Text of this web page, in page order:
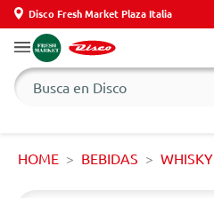
Disco Fresh Market Plaza Italia
HOME BEBIDAS WHISKY